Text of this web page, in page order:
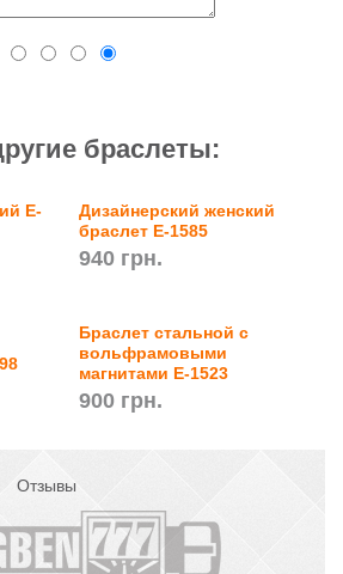
браслеты:
E-
Дизайнерский женский
браслет E-1585
940 грн.
Браслет стальной с
вольфрамовыми
магнитами E-1523
900 грн.
Отзывы